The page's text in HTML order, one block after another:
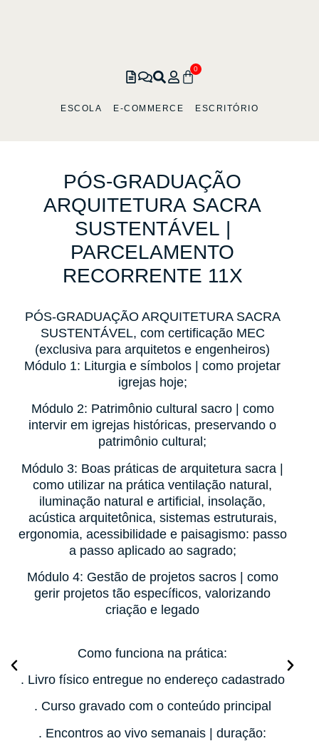
ESCOLA E-COMMERCE ESCRITÓRIO
0
PÓS-GRADUAÇÃO
ARQUITETURA SACRA
SUSTENTÁVEL |
PARCELAMENTO
RECORRENTE 11X
PÓS-GRADUAÇÃO ARQUITETURA SACRA
SUSTENTÁVEL, com certificação MEC
(exclusiva para arquitetos e engenheiros)
Módulo 1: Liturgia e símbolos | como projetar
igrejas hoje;
Módulo 2: Patrimônio cultural sacro| como
intervir em igrejas históricas, preservando o
patrimônio cultural;
Módulo 3: Boas práticas de arquitetura sacra |
como utilizar na prática ventilação natural,
iluminação natural e artificial, insolação,
acústica arquitetônica, sistemas estruturais,
ergonomia, acessibilidade e paisagismo: passo
a passo aplicado ao sagrado;
Módulo 4: Gestão de projetos sacros| como
gerir projetos tão específicos, valorizando
criação e legado
Como funciona na prática:
. Livro físico entregue no endereço cadastrado
. Curso gravado com o conteúdo principal
. Encontros ao vivo semanais | duração: